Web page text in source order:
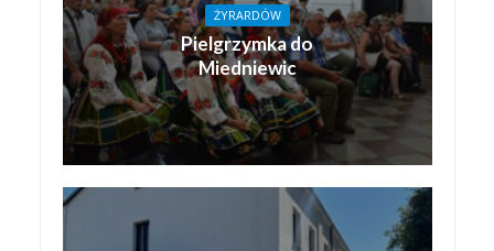
ŻYRARDÓW
Pielgrzymka do
Miedniewic